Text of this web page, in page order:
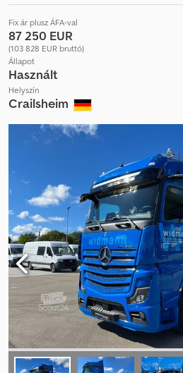
Fix ár plusz ÁFA-val
87 250 EUR
(103 828 EUR bruttó)
Állapot
Használt
Helyszín
Crailsheim